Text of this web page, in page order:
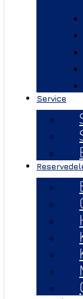
Service